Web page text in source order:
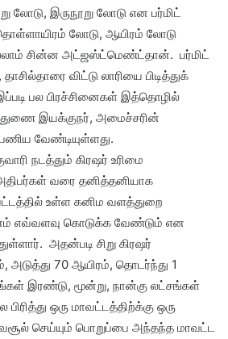
லோடு, இருநூறு லோடு என பர்மிட்
லோடு, ஆயிரம் லோடு
சின்ன அட்ஜஸ்ட்மெண்ட்தான். பர்மிட்
விட்டு லாரியை பிடித்துக்
பல பிரச்சினைகள் இத்தொழில்
இயக்குநர், அமைச்சரின்
வேண்டியுள்ளது.
நடத்தும் கிரஷர் உரிமை
வரை தனித்தனியாக
உள்ள கனிம வளத்துறை
எவ்வளவு கொடுக்க வேண்டும் என
அதன்படி சிறு கிரஷர்
அடுத்து 70 ஆயிரம், தொடர்ந்து 1
இரண்டு, மூன்று, நான்கு லட்சங்கள்
ஒரு மாவட்டத்திற்க்கு ஒரு
செய்யும் பொறுப்பை அந்தந்த மாவட்ட